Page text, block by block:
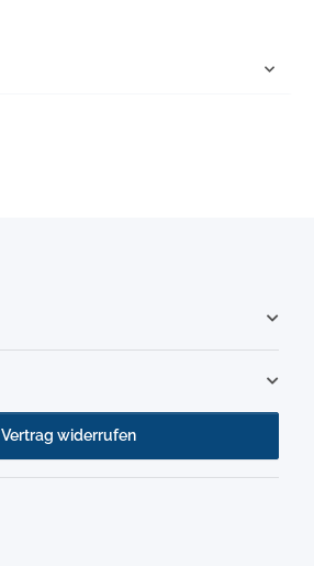
Vertrag widerrufen